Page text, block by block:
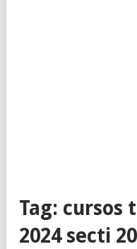
Tag: cursos
2024 secti